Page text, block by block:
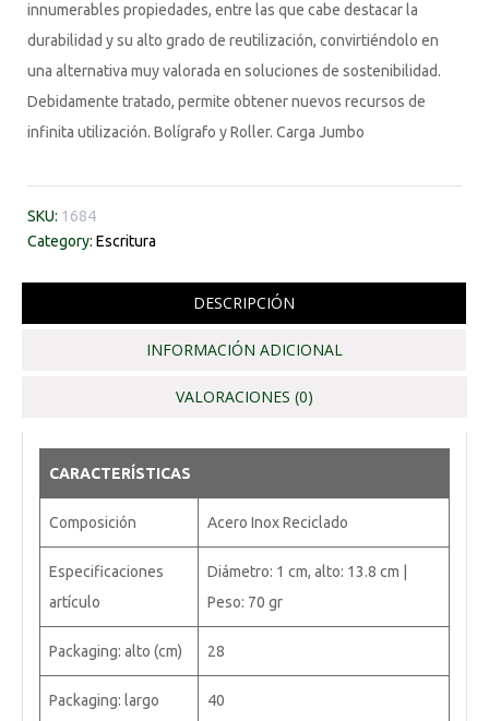
innumerables propiedades, entre las que cabe destacar la
durabilidad y su alto grado de reutilización, convirtiéndolo en
una alternativa muy valorada en soluciones de sostenibilidad.
Debidamente tratado, permite obtener nuevos recursos de
infinita utilización. Bolígrafo y Roller. Carga Jumbo
SKU: 1684
Category: Escritura
DESCRIPCIÓN
INFORMACIÓN ADICIONAL
VALORACIONES (0)
CARACTERÍSTICAS
Composición Acero Inox Reciclado
Especificaciones
artículo
Diámetro: 1 cm, alto: 13.8 cm |
Peso: 70 gr
Packaging: alto (cm) 28
Packaging: largo
40